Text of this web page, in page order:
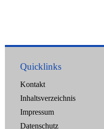
Quicklinks
Kontakt
Inhaltsverzeichnis
Impressum
Datenschutz